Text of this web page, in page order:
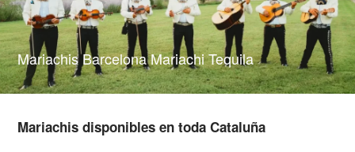
Mariachis Barcelona Mariachi Tequila
Mariachis disponibles en toda Cataluña